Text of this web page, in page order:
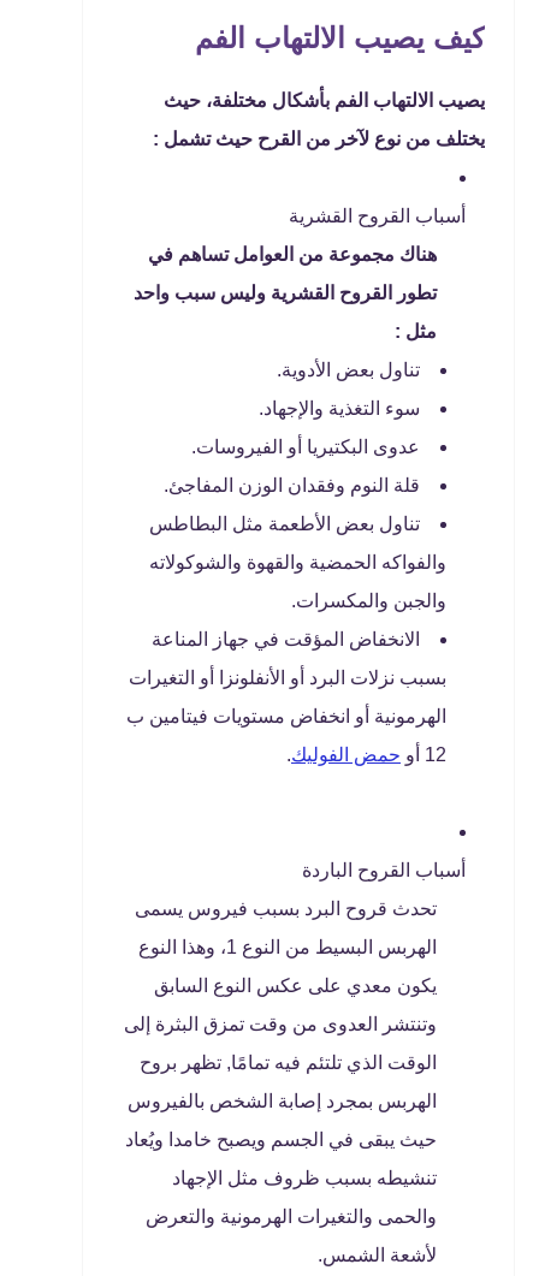
كيف يصيب الالتهاب الفم
يصيب الالتهاب الفم بأشكال مختلفة، حيث
يختلف من نوع لآخر من القرح حيث تشمل :
أسباب القروح القشرية
هناك مجموعة من العوامل تساهم في
تطور القروح القشرية وليس سبب واحد
مثل :
تناول بعض الأدوية.
سوء التغذية والإجهاد.
عدوى البكتيريا أو الفيروسات.
قلة النوم وفقدان الوزن المفاجئ.
تناول بعض الأطعمة مثل البطاطس
والفواكه الحمضية والقهوة والشوكولاته
والجبن والمكسرات.
الانخفاض المؤقت في جهاز المناعة
بسبب نزلات البرد أو الأنفلونزا أو التغيرات
الهرمونية أو انخفاض مستويات فيتامين ب
12 أو
حمض الفوليك.
أسباب القروح الباردة
تحدث قروح البرد بسبب فيروس يسمى
الهربس البسيط من النوع 1، وهذا النوع
يكون معدي على عكس النوع السابق
وتنتشر العدوى من وقت تمزق البثرة إلى
الوقت الذي تلتئم فيه تمامًا, تظهر بروح
الهربس بمجرد إصابة الشخص بالفيروس
حيث يبقى في الجسم ويصبح خامدا ويُعاد
تنشيطه بسبب ظروف مثل الإجهاد
والحمى والتغيرات الهرمونية والتعرض
لأشعة الشمس.